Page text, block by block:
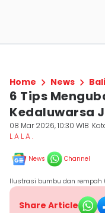
Home News Bali
6 Tips
Kedaluwarsa
08 Mar 2026, 10:30 WIB
L A L A .
News Channel
Ilustrasi bumbu dan rempah
Share Article